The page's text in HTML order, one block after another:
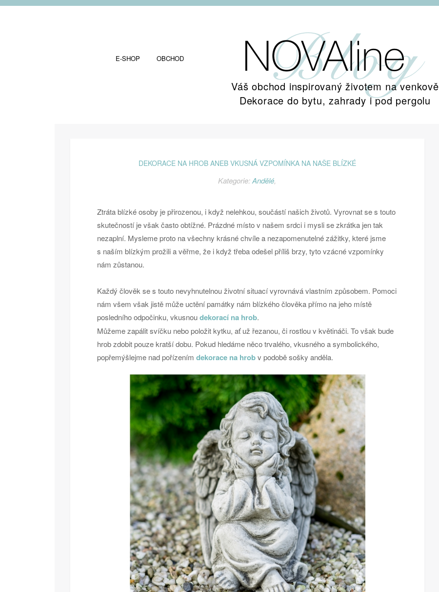
E-SHOP OBCHOD
Váš obchod inspirovaný životem na venkově
Dekorace do bytu, zahrady i pod pergolu
DEKORACE NA HROB ANEB VKUSNÁ VZPOMÍNKA NA NAŠE BLÍZKÉ
Kategorie:Andělé,
Ztráta blízké osoby je přirozenou, i když nelehkou, součástí našich životů. Vyrovnat se s touto
skutečností je však často obtížné. Prázdné místo v našem srdci i mysli se zkrátka jen tak
nezaplní. Mysleme proto na všechny krásné chvíle a nezapomenutelné zážitky, které jsme
s naším blízkým prožili a věřme, že i když třeba odešel příliš brzy, tyto vzácné vzpomínky
nám zůstanou.
Každý člověk se s touto nevyhnutelnou životní situací vyrovnává vlastním způsobem. Pomoci
nám všem však jistě může uctění památky nám blízkého člověka přímo na jeho místě
posledního odpočinku, vkusnoudekorací na hrob.
Můžeme zapálit svíčku nebo položit kytku, ať už řezanou, či rostlou v květináči. To však bude
hrob zdobit pouze kratší dobu. Pokud hledáme něco trvalého, vkusného a symbolického,
popřemýšlejme nad pořízením dekorace na hrobv podobě sošky anděla.